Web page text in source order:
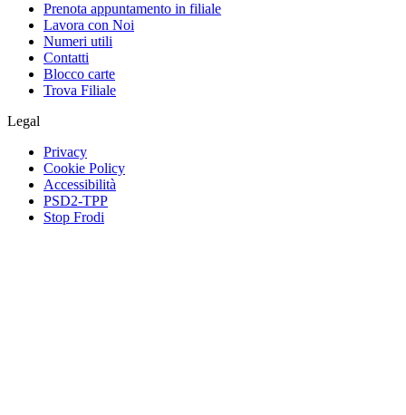
Prenota appuntamento in filiale
Lavora con Noi
Numeri utili
Contatti
Blocco carte
Trova Filiale
Legal
Privacy
Cookie Policy
Accessibilità
PSD2-TPP
Stop Frodi